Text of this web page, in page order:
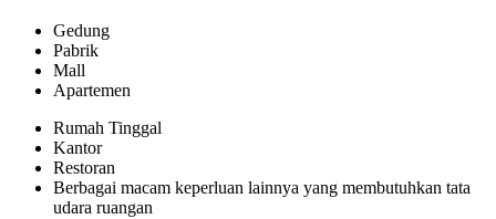
Gedung
Pabrik
Mall
Apartemen
Rumah Tinggal
Kantor
Restoran
Berbagai macam keperluan lainnya yang membutuhkan tata
udara ruangan